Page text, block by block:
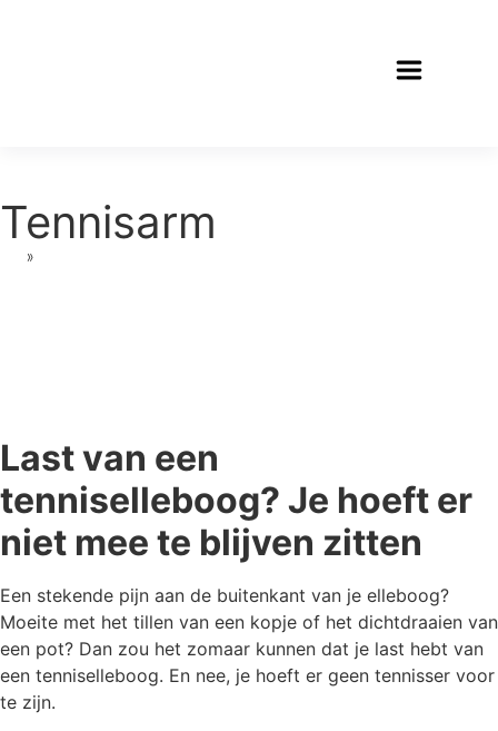
Tennisarm
»
Last van een
tenniselleboog? Je hoeft er
niet mee te blijven zitten
Een stekende pijn aan de buitenkant van je elleboog?
Moeite met het tillen van een kopje of het dichtdraaien van
een pot? Dan zou het zomaar kunnen dat je last hebt van
een tenniselleboog. En nee, je hoeft er geen tennisser voor
te zijn.